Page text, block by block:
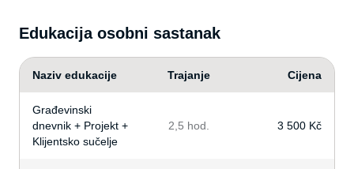
Edukacija osobni sastanak
Naziv edukacije Trajanje Cijena
Građevinski
dnevnik + Projekt +
Klijentsko sučelje
2,5 hod. 3 500 Kč